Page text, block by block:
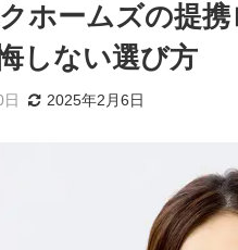
ホームズの提携
しない選び方
2025年2月6日